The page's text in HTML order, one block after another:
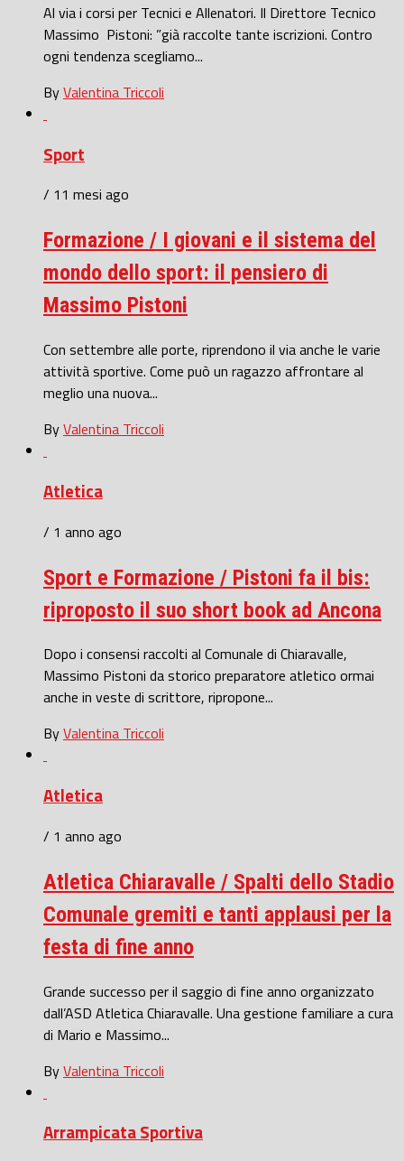
Al via i corsi per Tecnici e Allenatori. Il Direttore Tecnico
Massimo Pistoni: ”già raccolte tante iscrizioni. Contro
ogni tendenza scegliamo...
ByValentina Triccoli
Sport
/ 11 mesi ago
Formazione / I giovani e il sistema del
mondo dello sport: il pensiero di
Massimo Pistoni
Con settembre alle porte, riprendono il via anche le varie
attività sportive. Come può un ragazzo affrontare al
meglio una nuova...
ByValentina Triccoli
Atletica
/ 1 anno ago
Sport e Formazione / Pistoni fa il bis:
riproposto il suo short book ad Ancona
Dopo i consensi raccolti al Comunale di Chiaravalle,
Massimo Pistoni da storico preparatore atletico ormai
anche in veste di scrittore, ripropone...
ByValentina Triccoli
Atletica
/ 1 anno ago
Atletica Chiaravalle / Spalti dello Stadio
Comunale gremiti e tanti applausi per la
festa di fine anno
Grande successo per il saggio di fine anno organizzato
dall’ASD Atletica Chiaravalle. Una gestione familiare a cura
di Mario e Massimo...
ByValentina Triccoli
Arrampicata Sportiva